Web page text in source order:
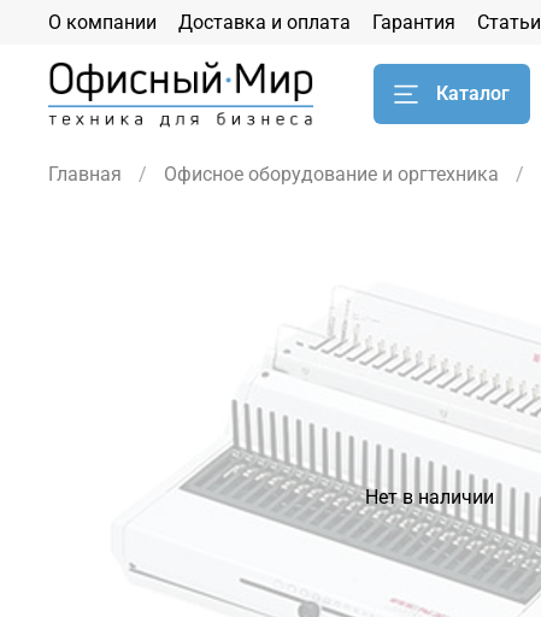
О компании Доставка и оплата Гарантия Статьи
Каталог
Главная Офисное оборудование и оргтехника
Нет в наличии